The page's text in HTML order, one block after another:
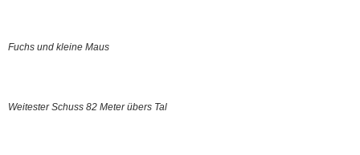
Fuchs und kleine Maus
Weitester Schuss 82 Meter übers Tal